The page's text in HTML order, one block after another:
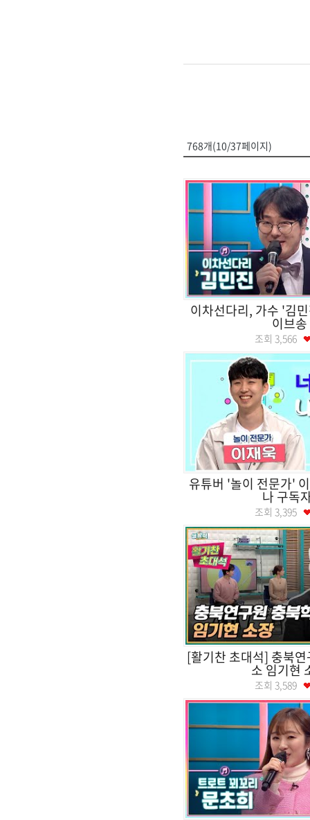
768개(10/37페이지)
이차선다리, 가수 '김
이브송
조회 3,566
유튜버 '놀이 전문가'
나 구독
조회 3,395
[활기찬 초대석] 충북
소 임기현
조회 3,589